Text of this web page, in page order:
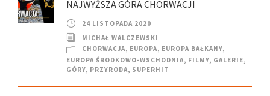
NAJWYŻSZA GÓRA CHORWACJI
24 LISTOPADA 2020
MICHAŁ WALCZEWSKI
CHORWACJA, EUROPA, EUROPA BAŁKANY,
EUROPA ŚRODKOWO-WSCHODNIA, FILMY, GALERIE,
GÓRY, PRZYRODA, SUPERHIT